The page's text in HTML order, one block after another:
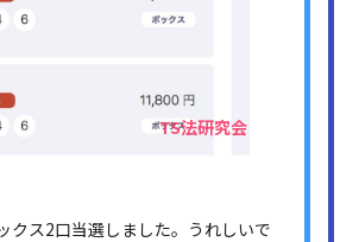
クス2口当選しました。うれしいで